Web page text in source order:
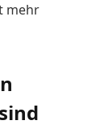
mehr